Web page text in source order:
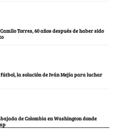
Torres, 60 años después de haber sido
la solución de Iván Mejía para luchar
de Colombia en Washington donde